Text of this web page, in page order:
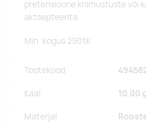
pretensioone kriimustuste või
aktsepteerita.
Min. kogus 250tk.
Tootekood
Kaal 10,00 g
Materjal